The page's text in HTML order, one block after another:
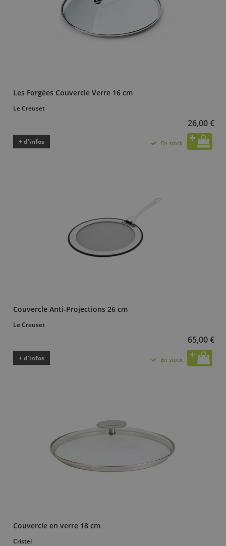
Les Forgées Couvercle Verre 16 cm
Le Creuset
26,00 €
+ d’infos En stock
Couvercle Anti-Projections 26 cm
Le Creuset
65,00 €
+ d’infos En stock
Couvercle en verre 18 cm
Cristel